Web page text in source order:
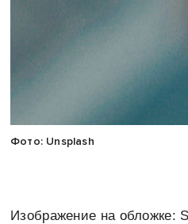
Фото: Unsplash
Изображение на обложке: